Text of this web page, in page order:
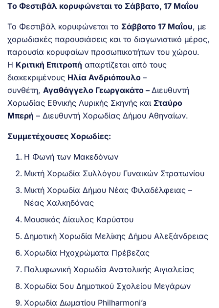
Το Φεστιβάλ κορυφώνεται το Σάββατο, 17 Μαΐου
Το Φεστιβάλ κορυφώνεται το Σάββατο 17 Μαΐου, με
χορωδιακές παρουσιάσεις και το διαγωνιστικό μέρος,
παρουσία κορυφαίων προσωπικοτήτων του χώρου.
Η Κριτική Επιτροπή απαρτίζεται από τους
διακεκριμένους Ηλία Ανδριόπουλο –
συνθέτη, Αγαθάγγελο Γεωργακάτο – Διευθυντή
Χορωδίας Εθνικής Λυρικής Σκηνής και Σταύρο
Μπερή – Διευθυντή Χορωδίας Δήμου Αθηναίων.
Συμμετέχουσες Χορωδίες:
Η Φωνή των Μακεδόνων
Μικτή Χορωδία Συλλόγου Γυναικών Στρατωνίου
Μικτή Χορωδία Δήμου Νέας Φιλαδέλφειας –
Νέας Χαλκηδόνας
Μουσικός Δίαυλος Καρύστου
Δημοτική Χορωδία Μελίκης Δήμου Αλεξάνδρειας
Χορωδία Ηχοχρώματα Πρέβεζας
Πολυφωνική Χορωδία Ανατολικής Αιγιαλείας
Χορωδία 5ου Δημοτικού Σχολείου Μεγάρων
Χορωδία Δωματίου Philharmoni’a